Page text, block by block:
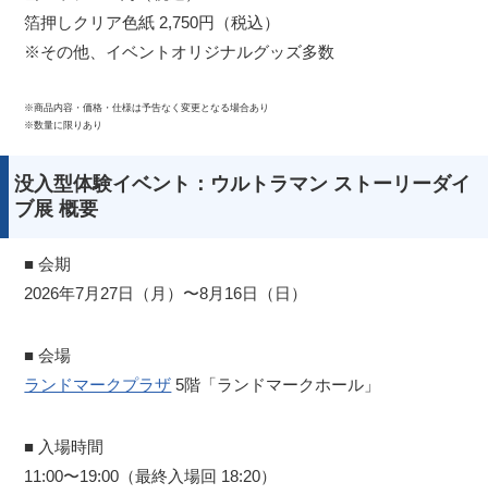
箔押しクリア色紙 2,750円（税込）
※その他、イベントオリジナルグッズ多数
※商品内容・価格・仕様は予告なく変更となる場合あり
※数量に限りあり
没入型体験イベント：ウルトラマン ストーリーダイ
ブ展 概要
■ 会期
2026年7月27日（月）〜8月16日（日）
■ 会場
ランドマークプラザ 5階「ランドマークホール」
■ 入場時間
11:00〜19:00（最終入場回 18:20）